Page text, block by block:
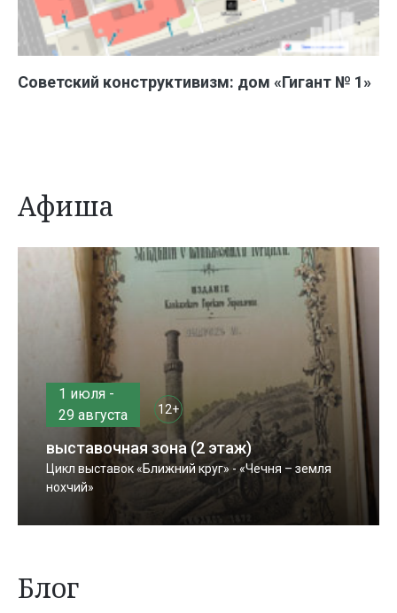
Советский конструктивизм: дом «Гигант № 1»
Афиша
1 июля -
29 августа
12+
выставочная зона (2 этаж)
Цикл выставок «Ближний круг» - «Чечня – земля
нохчий»
Блог